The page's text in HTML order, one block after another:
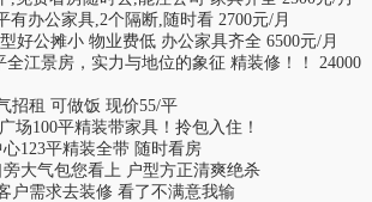
有办公家具,2个隔断,随时看 2700元/月
好公摊小 物业费低 办公家具齐全 6500元/月
全江景房，实力与地位的象征 精装修！！ 24000
招租 可做饭 现价55/平
场100平精装带家具！拎包入住！
123平精装全带 随时看房
大气包您看上 户型方正清爽绝杀
户需求去装修 看了不满意我输